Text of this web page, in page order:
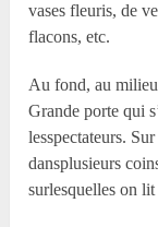
vases fleuris, de
flacons, etc.
Au fond, au
Grande porte qui
lesspectateurs.
dansplusieurs
surlesquelles on